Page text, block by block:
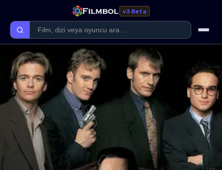
v3 Beta
Ana Sayfa
Forum
Kategoriler
Kaliteler
Film Kategorileri
Dizi Kategorileri